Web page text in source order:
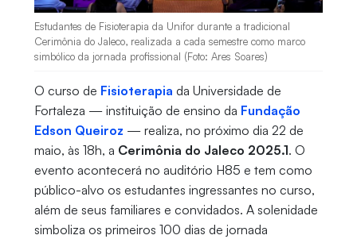
Estudantes de Fisioterapia da Unifor durante a tradicional
Cerimônia do Jaleco, realizada a cada semestre como marco
simbólico da jornada profissional (Foto: Ares Soares)
O curso de Fisioterapia da Universidade de
Fortaleza — instituição de ensino da Fundação
Edson Queiroz — realiza, no próximo dia 22 de
maio, às 18h, a Cerimônia do Jaleco 2025.1. O
evento acontecerá no auditório H85 e tem como
público-alvo os estudantes ingressantes no curso,
além de seus familiares e convidados. A solenidade
simboliza os primeiros 100 dias de jornada